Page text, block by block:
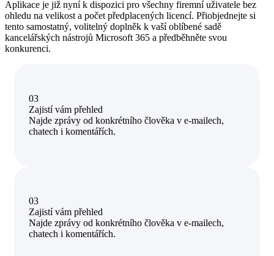
Aplikace je již nyní k dispozici pro všechny firemní uživatele bez
ohledu na velikost a počet předplacených licencí. Přiobjednejte si
tento samostatný, volitelný doplněk k vaší oblíbené sadě
kancelářských nástrojů Microsoft 365 a předběhněte svou
konkurenci.
03
Zajistí vám přehled
Najde zprávy od konkrétního člověka v e-mailech,
chatech i komentářích.
03
Zajistí vám přehled
Najde zprávy od konkrétního člověka v e-mailech,
chatech i komentářích.